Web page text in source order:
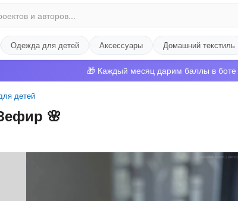
Одежда для детей Аксессуары Домашний текстиль
🎁 Каждый месяц дарим баллы в боте
детей
🌸